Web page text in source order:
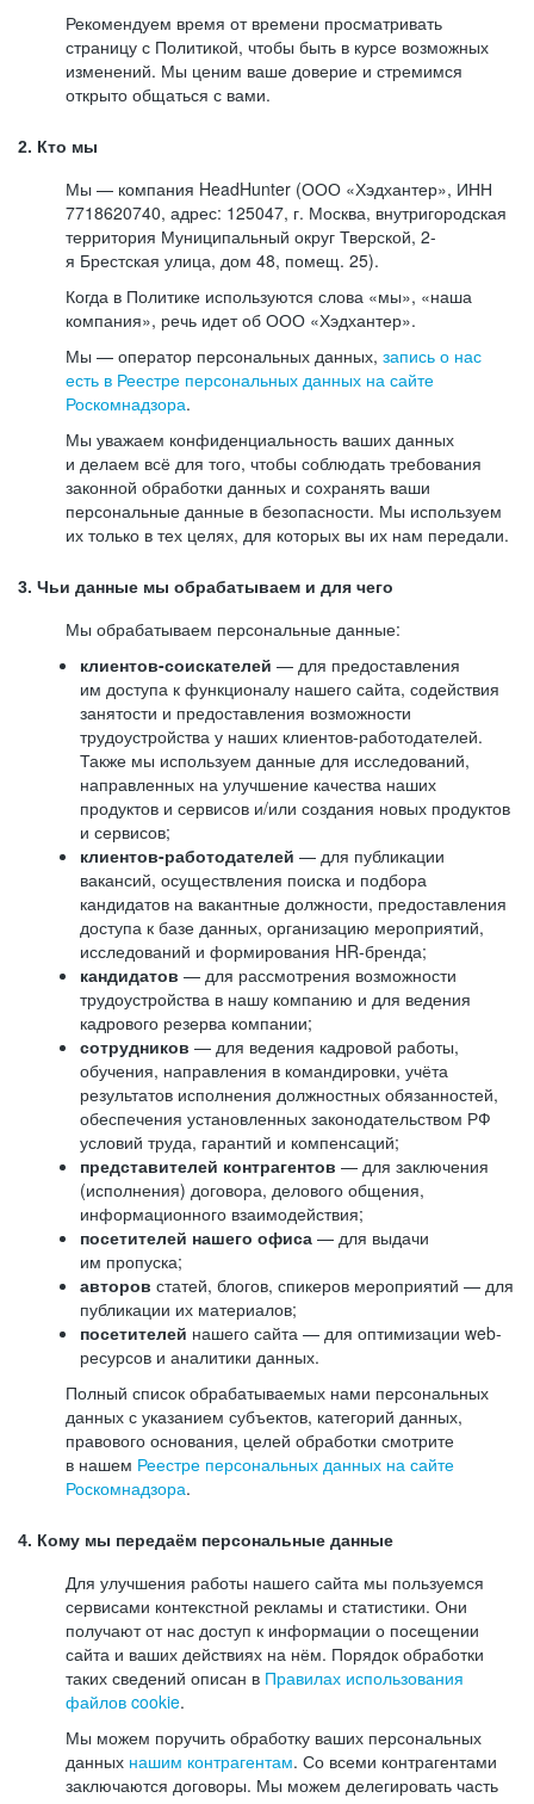
Рекомендуем время от времени просматривать
страницу с Политикой, чтобы быть в курсе возможных
изменений. Мы ценим ваше доверие и стремимся
открыто общаться с вами.
2. Кто мы
Мы — компания HeadHunter (ООО «Хэдхантер», ИНН
7718620740, адрес: 125047, г. Москва, внутригородская
территория Муниципальный округ Тверской, 2-
я Брестская улица, дом 48, помещ. 25).
Когда в Политике используются слова «мы», «наша
компания», речь идет об ООО «Хэдхантер».
Мы — оператор персональных данных, запись о нас
есть в Реестре персональных данных на сайте
Роскомнадзора.
Мы уважаем конфиденциальность ваших данных
и делаем всё для того, чтобы соблюдать требования
законной обработки данных и сохранять ваши
персональные данные в безопасности. Мы используем
их только в тех целях, для которых вы их нам передали.
3. Чьи данные мы обрабатываем и для чего
Мы обрабатываем персональные данные:
клиентов-соискателей — для предоставления
им доступа к функционалу нашего сайта, содействия
занятости и предоставления возможности
трудоустройства у наших клиентов-работодателей.
Также мы используем данные для исследований,
направленных на улучшение качества наших
продуктов и сервисов и/или создания новых продуктов
и сервисов;
клиентов-работодателей — для публикации
вакансий, осуществления поиска и подбора
кандидатов на вакантные должности, предоставления
доступа к базе данных, организацию мероприятий,
исследований и формирования HR-бренда;
кандидатов — для рассмотрения возможности
трудоустройства в нашу компанию и для ведения
кадрового резерва компании;
сотрудников — для ведения кадровой работы,
обучения, направления в командировки, учёта
результатов исполнения должностных обязанностей,
обеспечения установленных законодательством РФ
условий труда, гарантий и компенсаций;
представителей контрагентов — для заключения
(исполнения) договора, делового общения,
информационного взаимодействия;
посетителей нашего офиса — для выдачи
им пропуска;
авторов статей, блогов, спикеров мероприятий — для
публикации их материалов;
посетителей нашего сайта — для оптимизации web-
ресурсов и аналитики данных.
Полный список обрабатываемых нами персональных
данных с указанием субъектов, категорий данных,
правового основания, целей обработки смотрите
в нашем Реестре персональных данных на сайте
Роскомнадзора.
4. Кому мы передаём персональные данные
Для улучшения работы нашего сайта мы пользуемся
сервисами контекстной рекламы и статистики. Они
получают от нас доступ к информации о посещении
сайта и ваших действиях на нём. Порядок обработки
таких сведений описан в Правилах использования
файлов cookie.
Мы можем поручить обработку ваших персональных
данных нашим контрагентам. Со всеми контрагентами
заключаются договоры. Мы можем делегировать часть